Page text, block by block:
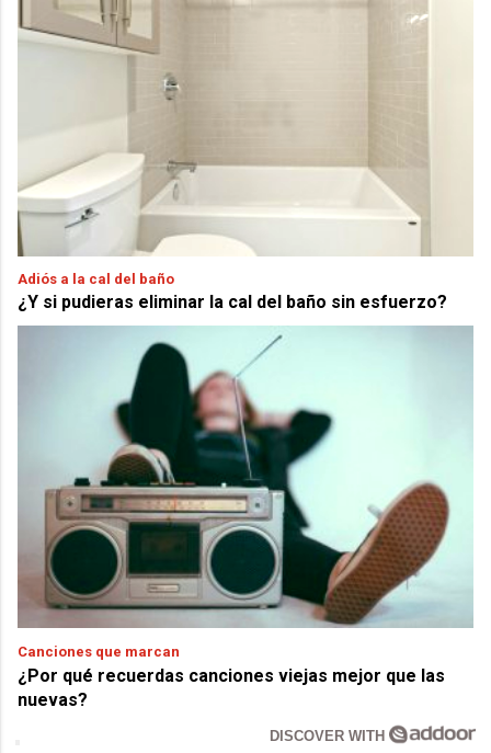
Adiós a la cal del baño
¿Y si pudieras eliminar la cal del baño sin esfuerzo?
Canciones que marcan
¿Por qué recuerdas canciones viejas mejor que las
nuevas?
DISCOVER WITH